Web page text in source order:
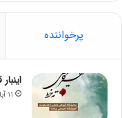
پرخواننده
۱۱ آبان ۱۴۰۴